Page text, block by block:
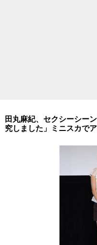
田丸麻紀、セクシーシー
究しました」ミニスカで